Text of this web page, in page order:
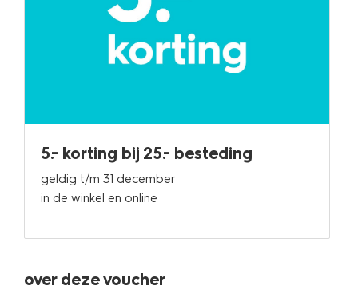
5.- korting bij 25.- besteding
geldig t/m 31 december
in de winkel en online
over deze voucher